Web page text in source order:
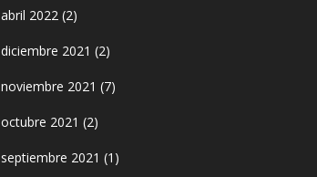
abril 2022 (2)
diciembre 2021 (2)
noviembre 2021 (7)
octubre 2021 (2)
septiembre 2021 (1)